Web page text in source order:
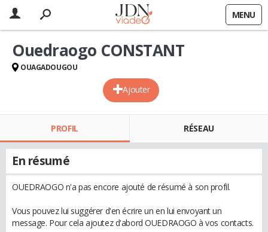
MENU
Ajouter
Ouedraogo CONSTANT
OUAGADOUGOU
PROFIL RÉSEAU
En résumé
OUEDRAOGO n'a pas encore ajouté de résumé à son profil.
Vous pouvez lui suggérer d'en écrire un en lui envoyant un
message. Pour cela ajoutez d'abord OUEDRAOGO à vos contacts.